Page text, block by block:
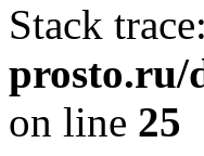
Stack
prosto.ru/
on line 25